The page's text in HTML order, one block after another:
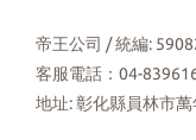
帝王公司 / 統編:
客服電話：04-
地址: 彰化縣員林市